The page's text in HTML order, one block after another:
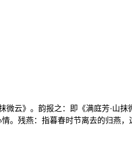
云》。韵报之：即《满庭芳·山
。残燕：指暮春时节离去的归燕